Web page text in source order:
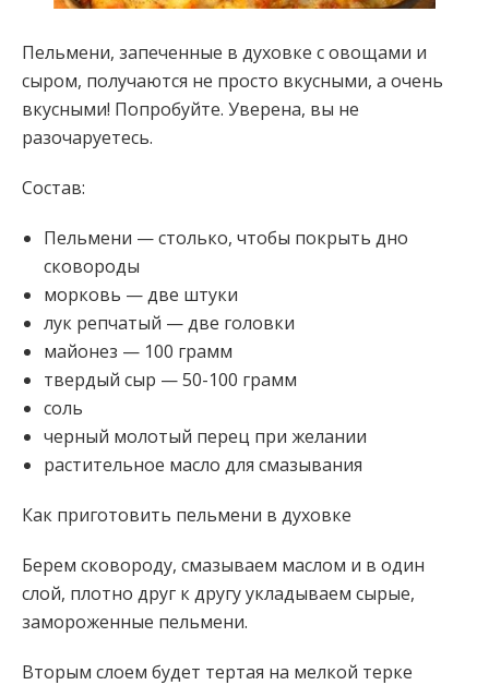
Пельмени, запеченные в духовке с овощами и
сыром, получаются не просто вкусными, а очень
вкусными! Попробуйте. Уверена, вы не
разочаруетесь.
Состав:
Пельмени — столько, чтобы покрыть дно
сковороды
морковь — две штуки
лук репчатый — две головки
майонез — 100 грамм
твердый сыр — 50-100 грамм
соль
черный молотый перец при желании
растительное масло для смазывания
Как приготовить пельмени в духовке
Берем сковороду, смазываем маслом и в один
слой, плотно друг к другу укладываем сырые,
замороженные пельмени.
Вторым слоем будет тертая на мелкой терке